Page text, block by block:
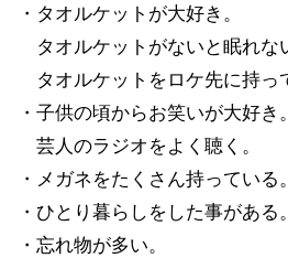
・タオルケットが大好き。
タオルケットがないと眠れな
タオルケットをロケ先に持っ
・子供の頃からお笑いが大好き。
芸人のラジオをよく聴く。
・メガネをたくさん持っている。
・ひとり暮らしをした事がある。
・忘れ物が多い。